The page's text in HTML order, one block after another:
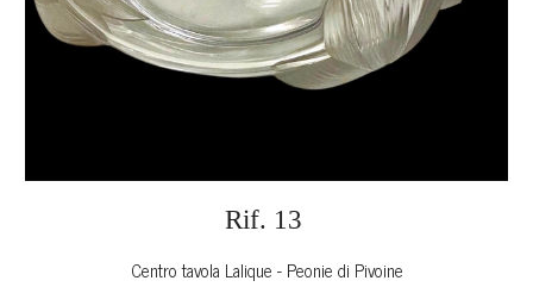
Rif. 13
Centro tavola Lalique - Peonie di Pivoine